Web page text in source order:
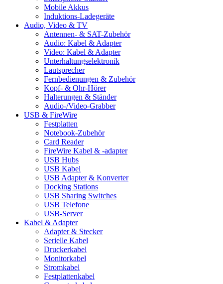
Mobile Akkus
Induktions-Ladegeräte
Audio, Video & TV
Antennen- & SAT-Zubehör
Audio: Kabel & Adapter
Video: Kabel & Adapter
Unterhaltungselektronik
Lautsprecher
Fernbedienungen & Zubehör
Kopf- & Ohr-Hörer
Halterungen & Ständer
Audio-/Video-Grabber
USB & FireWire
Festplatten
Notebook-Zubehör
Card Reader
FireWire Kabel & -adapter
USB Hubs
USB Kabel
USB Adapter & Konverter
Docking Stations
USB Sharing Switches
USB Telefone
USB-Server
Kabel & Adapter
Adapter & Stecker
Serielle Kabel
Druckerkabel
Monitorkabel
Stromkabel
Festplattenkabel